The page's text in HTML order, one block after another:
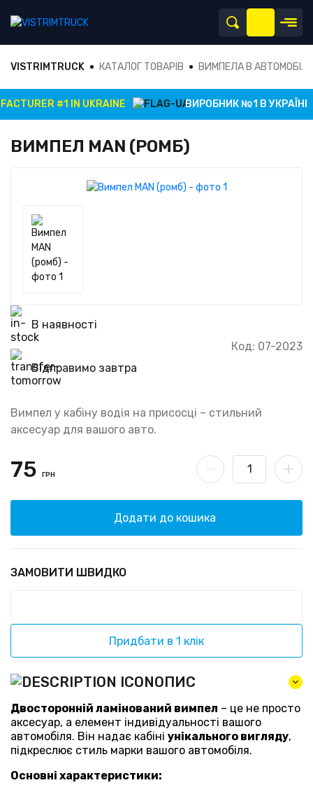
VISTRIMTRUCK КАТАЛОГ ТОВАРІВ ВИМПЕЛА В АВТОМОБІЛЬ
#1 IN UKRAINE ВИРОБНИК №1 В УКРАЇНІ
ВИМПЕЛ MAN (РОМБ)
В наявності
Відправимо завтра
Код: 07-2023
Вимпел у кабіну водія на присосці – стильний
аксесуар для вашого авто.
75 ГРН
Додати до кошика
ЗАМОВИТИ ШВИДКО
Придбати в 1 клік
ОПИС
Двосторонній ламінований вимпел – це не просто
аксесуар, а елемент індивідуальності вашого
автомобіля. Він надає кабіні унікального вигляду,
підкреслює стиль марки вашого автомобіля.
Основні характеристики: